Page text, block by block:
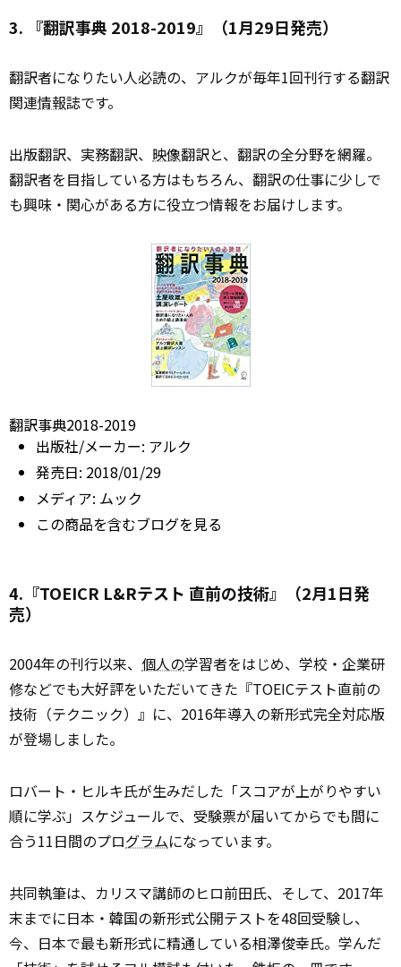
3. 『翻訳事典 2018-2019』（1月29日発売）
翻訳者になりたい人必読の、アルクが毎年1回刊行する翻訳
関連情報誌です。
出版翻訳、実務翻訳、 映像翻訳と、翻訳の全分野を網羅。
翻訳者を目指している方はもちろん、翻訳の仕事に少しで
も興味・関心がある方に役立つ情報をお届けします。
翻訳事典2018-2019
出版社/メーカー: アルク
発売日: 2018/01/29
メディア: ムック
この商品を含むブログを見る
4.『TOEICR L&Rテスト 直前の技術』（2月1日発
売）
2004年の刊行以来、 個人の学習者をはじめ、学校・企業研
修などでも大好評をいただいてきた『TOEICテスト直前の
技術（テクニック）』に、2016年導入の新形式完全対応版
が登場しました。
ロバート・ヒルキ氏が生みだした「スコアが上がりやすい
順に学ぶ」スケジュールで、受験票が届いてからでも間に
合う11日間のプログラムになっています。
共同執筆は、カリスマ講師のヒロ前田氏、そして、2017年
末までに日本・韓国の新形式公開テストを48回受験し、
今、日本で最も新形式に精通している相澤俊幸氏。学んだ